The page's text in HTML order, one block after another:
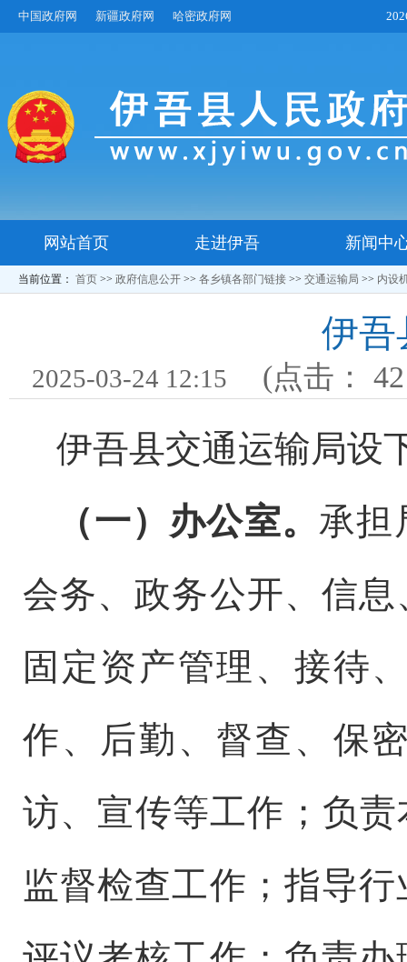
中国政府网 新疆政府网 哈密政府网
网站首页 走进伊吾 新闻中
当前位置： 首页 >> 政府信息公开 >> 各乡镇各部门链接 >> 交通运输局 >> 内设
伊吾
2025-03-24 12:15 (点击：
伊吾县交通运输局设
（一）办公室。承担
会务、政务公开、信
固定资产管理、接待
作、后勤、督查、保
访、宣传等工作；负
监督检查工作；指导